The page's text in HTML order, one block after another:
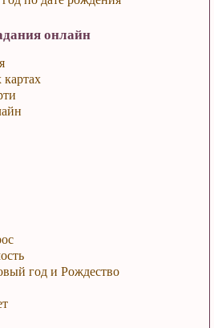
онлайн
год и Рождество